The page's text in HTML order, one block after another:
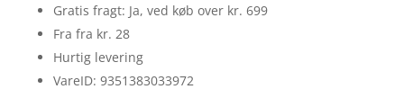
Gratis fragt: Ja, ved køb over kr. 699
Fra fra kr. 28
Hurtig levering
VareID: 9351383033972